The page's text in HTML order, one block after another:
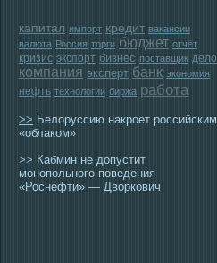
капитал импорт кредит вакансии
валюта Россия торги бюджет отчёт
кризис экспорт бизнес поставщик дело
компания эксперт банк экономия
нефть технологии биржа работа
>> Белоруссию накроет российским
«облаком»
>> Кабмин не допустит
монопольного поведения
«Роснефти» — Дворкович